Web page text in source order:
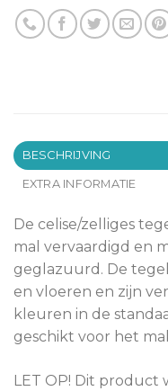
BESCHRIJVING
EXTRA INFORMATIE
De celise/zelliges
mal vervaardigd en
geglazuurd. De
en vloeren en zijn
kleuren in de
geschikt voor het
LET OP! Dit product